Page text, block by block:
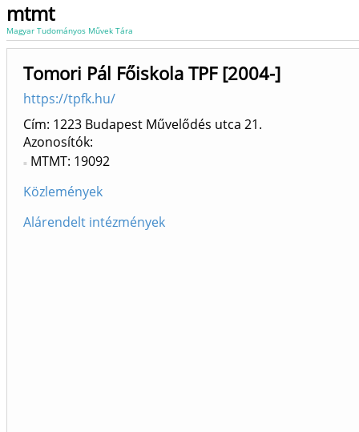
mtmt
Magyar Tudományos Művek Tára
Tomori Pál Főiskola TPF [2004-]
https://tpfk.hu/
Cím: 1223 Budapest Művelődés utca 21.
Azonosítók
MTMT: 19092
Közlemények
Alárendelt intézmények